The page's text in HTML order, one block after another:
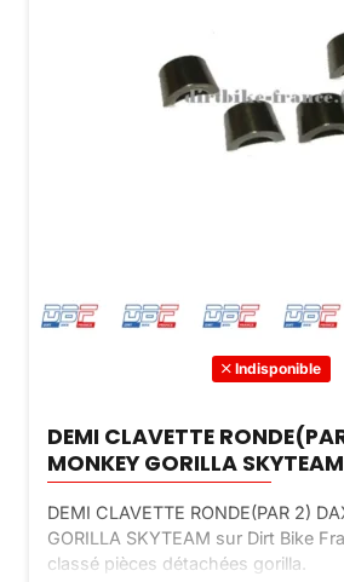
Indisponible
DEMI CLAVETTE
MONKEY GORILLA SKYTEAM
DEMI CLAVETTE RONDE(PAR 2)
GORILLA SKYTEAM sur Dirt Bike
classé pièces détachées gorilla.